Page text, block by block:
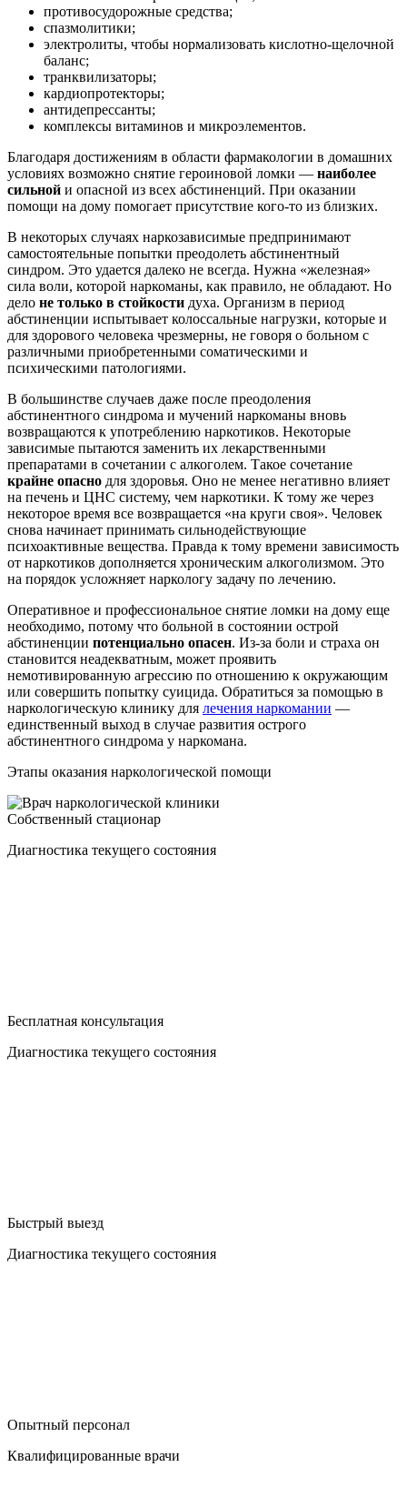
противосудорожные средства;
спазмолитики;
электролиты, чтобы нормализовать кислотно-щелочной
баланс;
транквилизаторы;
кардиопротекторы;
антидепрессанты;
комплексы витаминов и микроэлементов.
Благодаря достижениям в области фармакологии в домашних
условиях возможно снятие героиновой ломки — наиболее
сильной и опасной из всех абстиненций. При оказании
помощи на дому помогает присутствие кого-то из близких.
В некоторых случаях наркозависимые предпринимают
самостоятельные попытки преодолеть абстинентный
синдром. Это удается далеко не всегда. Нужна «железная»
сила воли, которой наркоманы, как правило, не обладают. Но
дело не только в стойкости духа. Организм в период
абстиненции испытывает колоссальные нагрузки, которые и
для здорового человека чрезмерны, не говоря о больном с
различными приобретенными соматическими и
психическими патологиями.
В большинстве случаев даже после преодоления
абстинентного синдрома и мучений наркоманы вновь
возвращаются к употреблению наркотиков. Некоторые
зависимые пытаются заменить их лекарственными
препаратами в сочетании с алкоголем. Такое сочетание
крайне опасно для здоровья. Оно не менее негативно влияет
на печень и ЦНС систему, чем наркотики. К тому же через
некоторое время все возвращается «на круги своя». Человек
снова начинает принимать сильнодействующие
психоактивные вещества. Правда к тому времени зависимость
от наркотиков дополняется хроническим алкоголизмом. Это
на порядок усложняет наркологу задачу по лечению.
Оперативное и профессиональное снятие ломки на дому еще
необходимо, потому что больной в состоянии острой
абстиненции потенциально опасен. Из-за боли и страха он
становится неадекватным, может проявить
немотивированную агрессию по отношению к окружающим
или совершить попытку суицида. Обратиться за помощью в
наркологическую клинику для лечения наркомании —
единственный выход в случае развития острого
абстинентного синдрома у наркомана.
Этапы оказания наркологической помощи
Собственный стационар
Диагностика текущего состояния
Бесплатная консультация
Диагностика текущего состояния
Быстрый выезд
Диагностика текущего состояния
Опытный персонал
Квалифицированные врачи